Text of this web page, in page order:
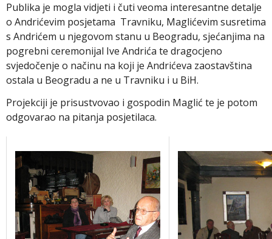
Publika je mogla vidjeti i čuti veoma interesantne detalje
o Andrićevim posjetama Travniku, Maglićevim susretima
s Andrićem u njegovom stanu u Beogradu, sjećanjima na
pogrebni ceremonijal Ive Andrića te dragocjeno
svjedočenje o načinu na koji je Andrićeva zaostavština
ostala u Beogradu a ne u Travniku i u BiH.
Projekciji je prisustvovao i gospodin Maglić te je potom
odgovarao na pitanja posjetilaca.